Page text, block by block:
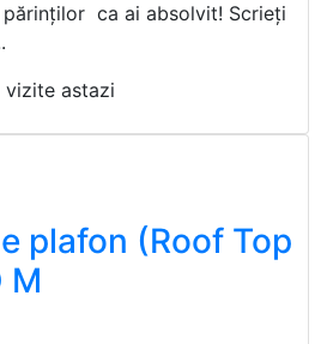
ca ai absolvit! Scrieți
astazi
plafon (Roof Top
M